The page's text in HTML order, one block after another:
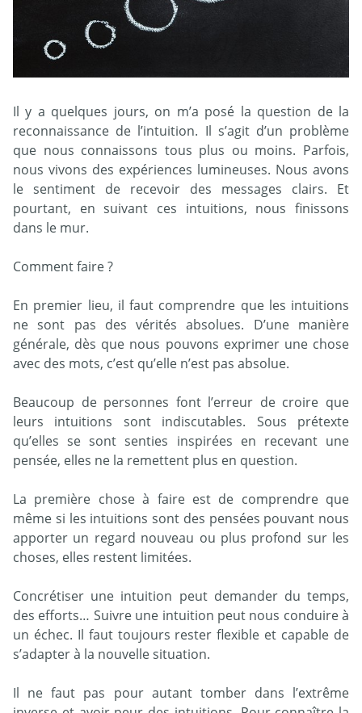
Il y a quelques jours, on m’a posé la question de la
reconnaissance de l’intuition. Il s’agit d’un problème
que nous connaissons tous plus ou moins. Parfois,
nous vivons des expériences lumineuses. Nous avons
le sentiment de recevoir des messages clairs. Et
pourtant, en suivant ces intuitions, nous finissons
dans le mur.
Comment faire ?
En premier lieu, il faut comprendre que les intuitions
ne sont pas des vérités absolues. D’une manière
générale, dès que nous pouvons exprimer une chose
avec des mots, c’est qu’elle n’est pas absolue.
Beaucoup de personnes font l’erreur de croire que
leurs intuitions sont indiscutables. Sous prétexte
qu’elles se sont senties inspirées en recevant une
pensée, elles ne la remettent plus en question.
La première chose à faire est de comprendre que
même si les intuitions sont des pensées pouvant nous
apporter un regard nouveau ou plus profond sur les
choses, elles restent limitées.
Concrétiser une intuition peut demander du temps,
des efforts… Suivre une intuition peut nous conduire à
un échec. Il faut toujours rester flexible et capable de
s’adapter à la nouvelle situation.
Il ne faut pas pour autant tomber dans l’extrême